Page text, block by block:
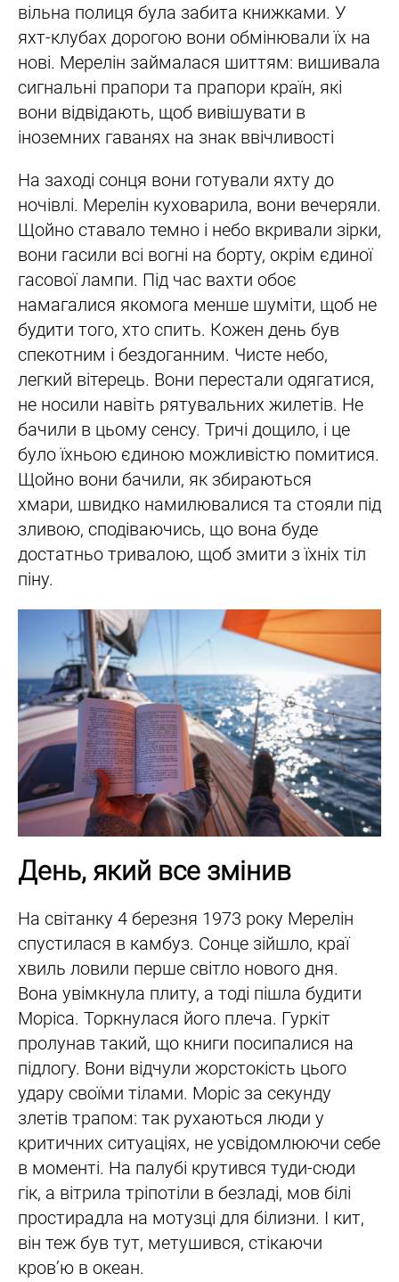
вільна полиця була забита книжками. У
яхт-клубах дорогою вони обмінювали їх на
нові. Мерелін займалася шиттям: вишивала
сигнальні прапори та прапори країн, які
вони відвідають, щоб вивішувати в
іноземних гаванях на знак ввічливості
На заході сонця вони готували яхту до
ночівлі. Мерелін куховарила, вони вечеряли.
Щойно ставало темно і небо вкривали зірки,
вони гасили всі вогні на борту, окрім єдиної
гасової лампи. Під час вахти обоє
намагалися якомога менше шуміти, щоб не
будити того, хто спить. Кожен день був
спекотним і бездоганним. Чисте небо,
легкий вітерець. Вони перестали одягатися,
не носили навіть рятувальних жилетів. Не
бачили в цьому сенсу. Тричі дощило, і це
було їхньою єдиною можливістю помитися.
Щойно вони бачили, як збираються
хмари, швидко намилювалися та стояли під
зливою, сподіваючись, що вона буде
достатньо тривалою, щоб змити з їхніх тіл
піну.
День, який все змінив
На світанку 4 березня 1973 року Мерелін
спустилася в камбуз. Сонце зійшло, краї
хвиль ловили перше світло нового дня.
Вона увімкнула плиту, а тоді пішла будити
Моріса. Торкнулася його плеча. Гуркіт
пролунав такий, що книги посипалися на
підлогу. Вони відчули жорстокість цього
удару своїми тілами. Моріс за секунду
злетів трапом: так рухаються люди у
критичних ситуаціях, не усвідомлюючи себе
в моменті. На палубі крутився туди-сюди
гік, а вітрила тріпотіли в безладі, мов білі
простирадла на мотузці для білизни. І кит,
він теж був тут, метушився, стікаючи
кров’ю в океан.